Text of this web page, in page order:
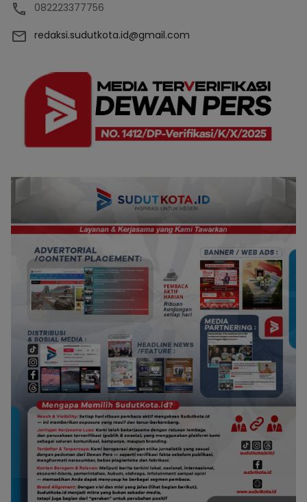
082223377756
redaksi.sudutkota.id@gmail.com